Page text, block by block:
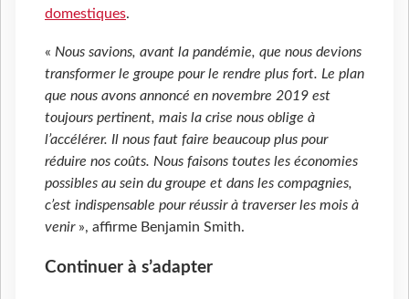
domestiques.
« Nous savions, avant la pandémie, que nous devions
transformer le groupe pour le rendre plus fort. Le plan
que nous avons annoncé en novembre 2019 est
toujours pertinent, mais la crise nous oblige à
l’accélérer. Il nous faut faire beaucoup plus pour
réduire nos coûts. Nous faisons toutes les économies
possibles au sein du groupe et dans les compagnies,
c’est indispensable pour réussir à traverser les mois à
venir », affirme Benjamin Smith.
Continuer à s’adapter